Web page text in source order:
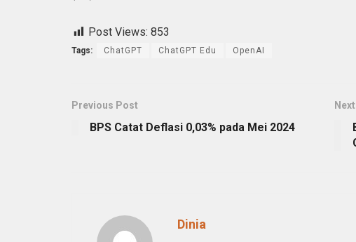
Post Views: 853
Tags: ChatGPT ChatGPT Edu OpenAI
Previous Post
BPS Catat Deflasi 0,03% pada Mei 2024
Dinia